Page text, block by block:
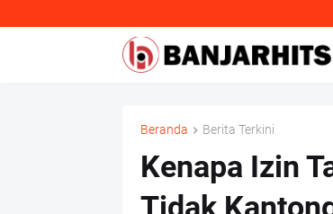
Beranda Berita Terkini
Kenapa Izin